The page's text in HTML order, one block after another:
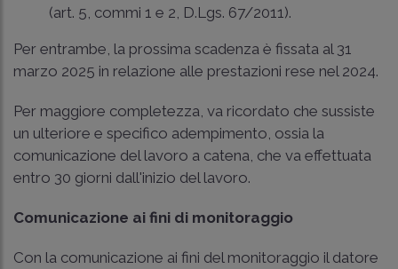
(art. 5, commi 1 e 2, D.Lgs. 67/2011 ).
Per entrambe, la prossima scadenza è fissata al 31
marzo 2025 in relazione alle prestazioni rese nel 2024.
Per maggiore completezza, va ricordato che sussiste
un ulteriore e specifico adempimento, ossia la
comunicazione del lavoro a catena, che va effettuata
entro 30 giorni dall'inizio del lavoro.
Comunicazione ai fini di monitoraggio
Con la comunicazione ai fini del monitoraggio il datore